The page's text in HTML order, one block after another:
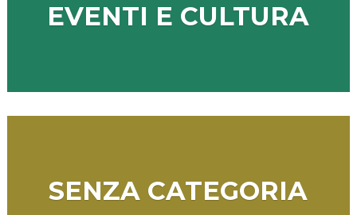
EVENTI E CULTURA
SENZA CATEGORIA